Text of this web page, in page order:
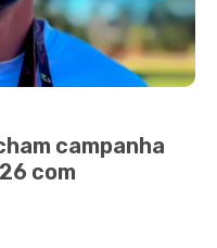
campanha
com